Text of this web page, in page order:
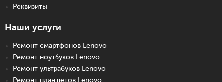
Реквизиты
Наши услуги
Ремонт смартфонов Lenovo
Ремонт ноутбуков Lenovo
Ремонт ультрабуков Lenovo
Ремонт планшетов Lenovo